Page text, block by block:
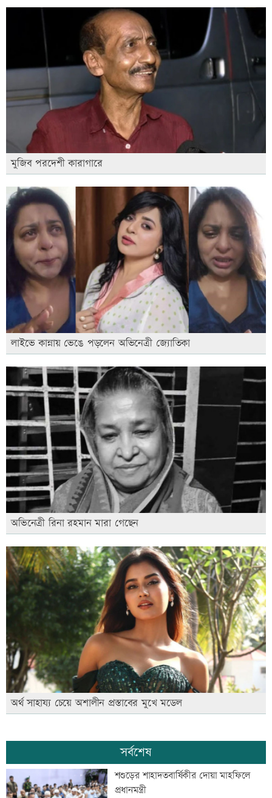
মুজিব পরদেশী কারাগারে
লাইভে কান্নায় ভেঙে পড়লেন অভিনেত্রী জ্যোতিকা
অভিনেত্রী রিনা রহমান মারা গেছেন
অর্থ সাহায্য চেয়ে অশালীন প্রস্তাবের মুখে মডেল
সর্বশেষ
শশুড়ের শাহাদতবার্ষিকীর দোয়া মাহফিলে
প্রধানমন্ত্রী